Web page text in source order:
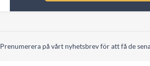
Prenumerera på vårt nyhetsbrev för att få de